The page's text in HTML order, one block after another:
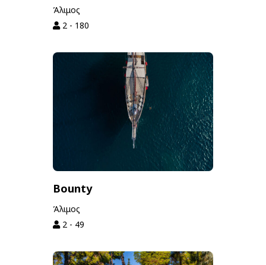
Άλιμος
2 - 180
Bounty
Άλιμος
2 - 49